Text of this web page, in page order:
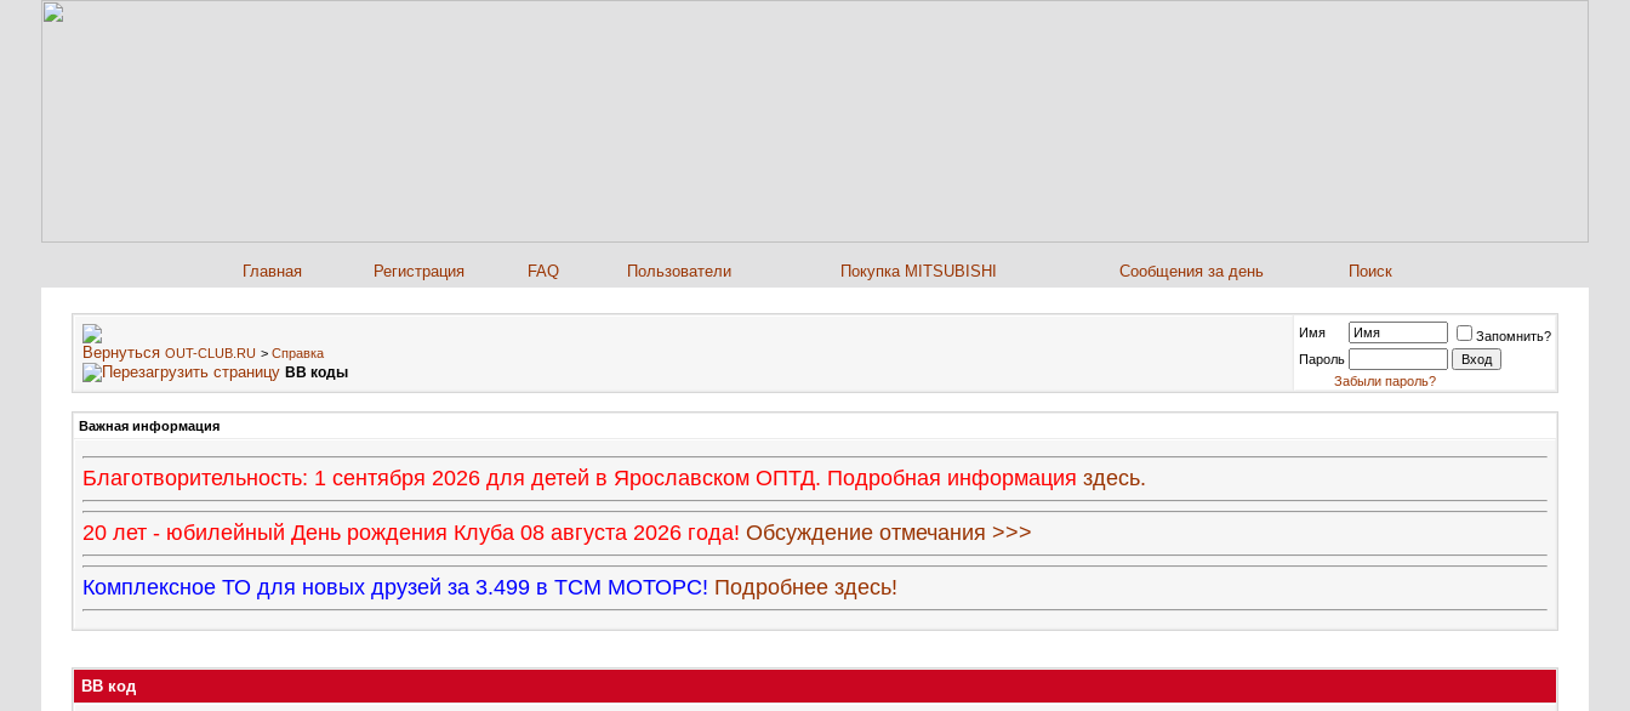
Главная Регистрация FAQ Пользователи Покупка MITSUBISHI Сообщения за день Поиск
OUT-CLUB.RU > Справка
BB коды
Имя
Запомнить?
Пароль
Забыли пароль?
Важная информация
Благотворительность: 1 сентября 2026 для детей в Ярославском ОПТД. Подробная информация здесь.
20 лет - юбилейный День рождения Клуба 08 августа 2026 года! Обсуждение отмечания >>>
Комплексное ТО для новых друзей за 3.499 в ТСМ МОТОРС! Подробнее здесь!
BB код